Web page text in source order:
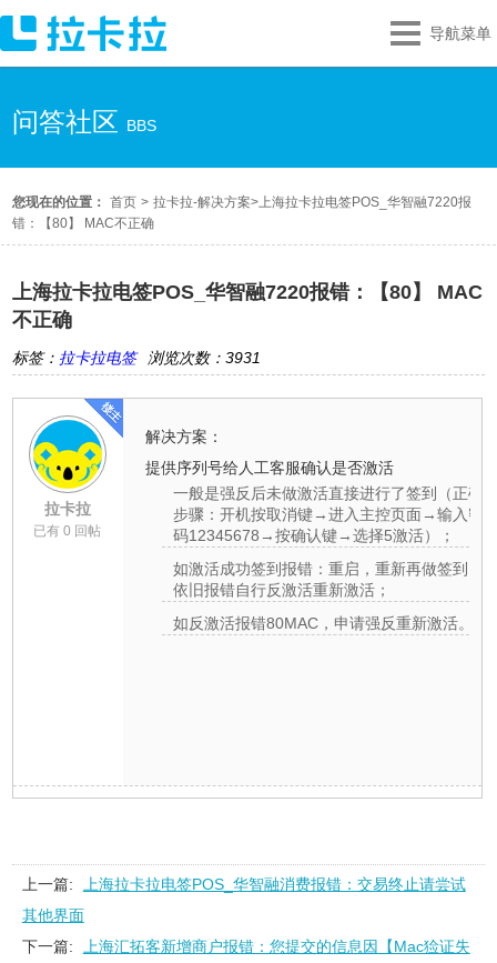
导航菜单
问答社区 BBS
您现在的位置： 首页 > 拉卡拉-解决方案>上海拉卡拉电签POS_华智融7220报
错：【80】 MAC不正确
上海拉卡拉电签POS_华智融7220报错：【80】 MAC
不正确
标签： 拉卡拉电签 浏览次数：3931
拉卡拉
已有 0 回帖
解决方案：
提供序列号给人工客服确认是否激活
一般是强反后未做激活直接进行了签到（正确
步骤：开机按取消键→进入主控页面→输入密
码12345678→按确认键→选择5激活）；
如激活成功签到报错：重启，重新再做签到，
依旧报错自行反激活重新激活；
如反激活报错80MAC，申请强反重新激活。
上一篇:
上海拉卡拉电签POS_华智融消费报错：交易终止请尝试
其他界面
下一篇:
上海汇拓客新增商户报错：您提交的信息因【Mac猃证失